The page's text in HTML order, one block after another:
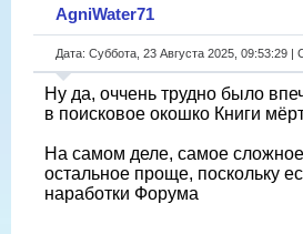
AgniWater71
Дата: Суббота, 23 Августа 2025, 09:53:29 |
Ну да, оччень трудно было
в поисковое окошко Книги
На самом деле, самое
остальное проще, поскольку
наработки Форума